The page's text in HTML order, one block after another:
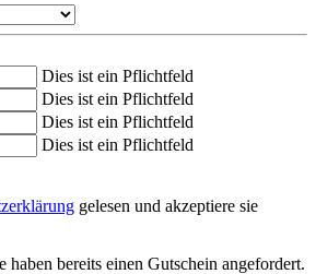
Dies ist ein Pflichtfeld
Dies ist ein Pflichtfeld
Dies ist ein Pflichtfeld
Dies ist ein Pflichtfeld
gelesen und akzeptiere sie
haben bereits einen Gutschein angefordert.